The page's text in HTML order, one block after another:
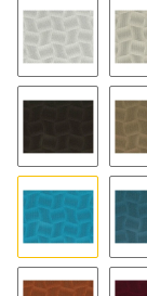
16
84
17